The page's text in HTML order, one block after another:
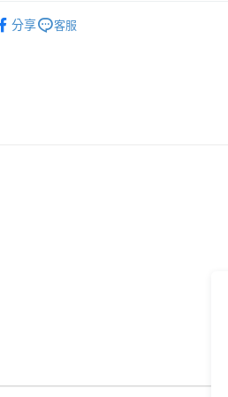
付款後7-11取貨
分享 客服